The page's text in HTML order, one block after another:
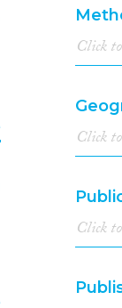
1983